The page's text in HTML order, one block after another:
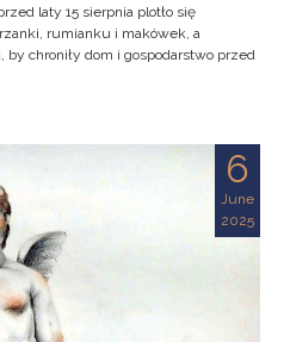
laty 15 sierpnia plotło się
rumianku i makówek, a
by chroniły dom i gospodarstwo przed
6
June
2025